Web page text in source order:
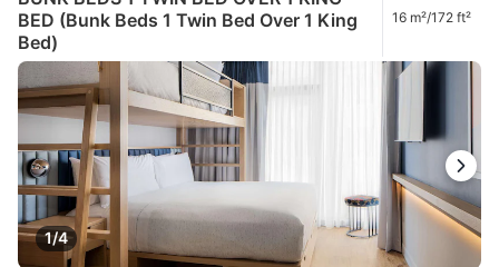
BED (Bunk Beds 1 Twin Bed Over 1 King
Bed)
16 m²/172 ft²
1/4